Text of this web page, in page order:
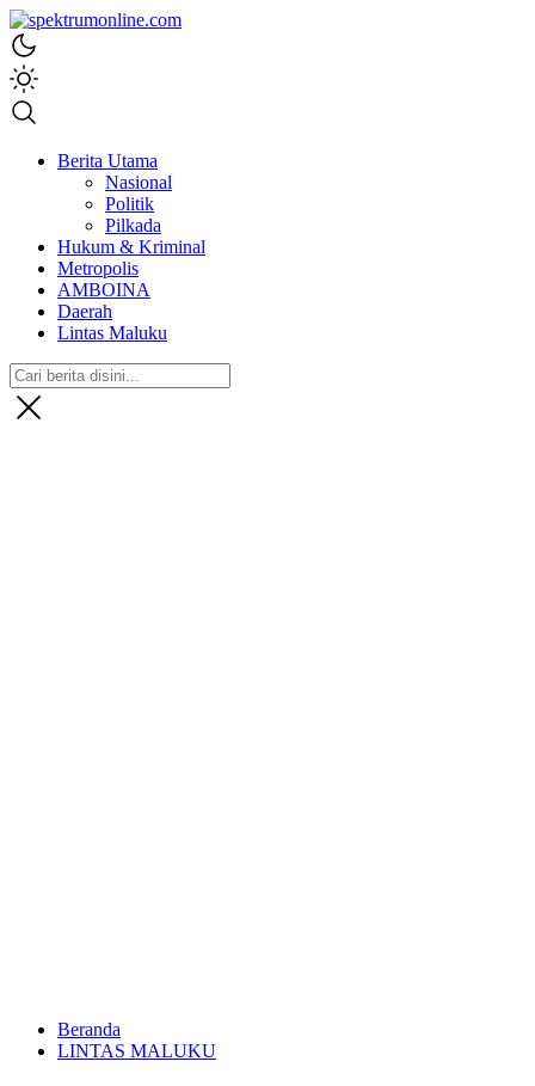
spektrumonline.com
Berita Utama
Nasional
Politik
Pilkada
Hukum & Kriminal
Metropolis
AMBOINA
Daerah
Lintas Maluku
Beranda
LINTAS MALUKU